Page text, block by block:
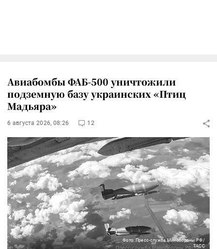
Авиабомбы ФАБ-500 уничтожили
подземную базу украинских «Птиц
Мадьяра»
6 августа 2026, 08:26 12
Фото: Пресс-служба Минобороны РФ/
ТАСС